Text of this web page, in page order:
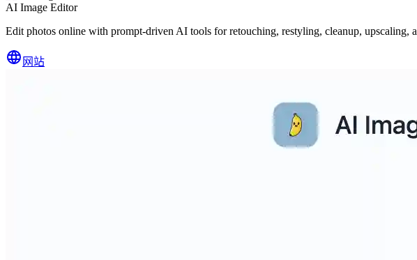
AI Image Editor
Edit photos online with prompt-driven AI tools for retouching, restyling, cleanup, upscaling,
网站